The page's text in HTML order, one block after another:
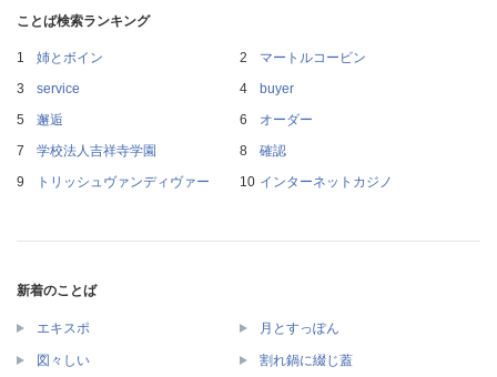
ことば検索ランキング
姉とボイン
マートルコービン
service
buyer
邂逅
オーダー
学校法人吉祥寺学園
確認
トリッシュヴァンディヴァー
インターネットカジノ
新着のことば
エキスポ 月とすっぽん
図々しい 割れ鍋に綴じ蓋